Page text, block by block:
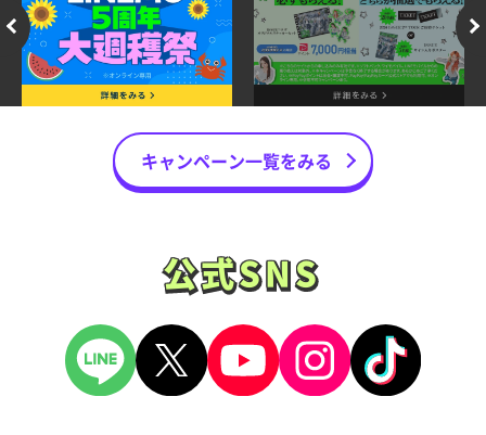
キャンペーン一覧をみる
公式SNS
公式SNS